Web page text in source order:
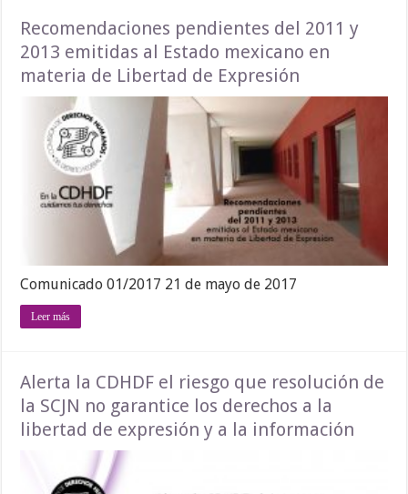
Recomendaciones pendientes del 2011 y
2013 emitidas al Estado mexicano en
materia de Libertad de Expresión
Comunicado 01/2017 21 de mayo de 2017
Leer más
Alerta la CDHDF el riesgo que resolución de
la SCJN no garantice los derechos a la
libertad de expresión y a la información